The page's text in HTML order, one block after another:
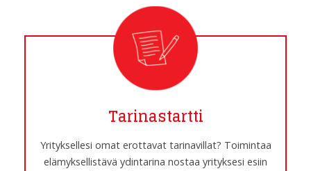
Tarinastartti
Yrityksellesi omat erottavat tarinavillat? Toimintaa
elämyksellistävä ydintarina nostaa yrityksesi esiin